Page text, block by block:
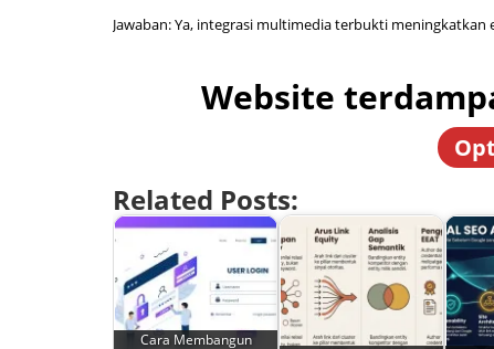
Jawaban: Ya, integrasi multimedia terbukti meningkatkan
Website
Related Posts:
Cara Membangun